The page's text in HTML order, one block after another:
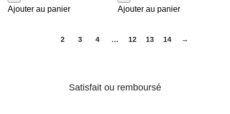
Ajouter au panier Ajouter au panier
2 3 4 … 12 13 14 →
Satisfait ou remboursé